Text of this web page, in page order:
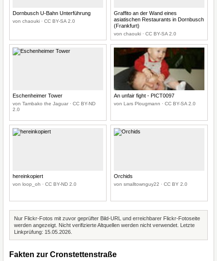
Dornbusch U-Bahn Unterführung
von chaouki · CC BY-SA 2.0
Graffito an der Wand eines
asiatischen Restaurants in Dornbusch
(Frankfurt)
von chaouki · CC BY-SA 2.0
Eschenheimer Tower
von Tambako the Jaguar · CC BY-ND
2.0
An unfair fight - PICT0097
von Lars Plougmann · CC BY-SA 2.0
hereinkopiert
von loop_oh · CC BY-ND 2.0
Orchids
von smalltownguy22 · CC BY 2.0
Nur Flickr-Fotos mit zuvor geprüfter Bild-URL und erreichbarer Flickr-Fotoseite
werden angezeigt. Nicht verifizierte Altquellen werden nicht verwendet. Letzte
Linkprüfung: 15.05.2026.
Fakten zur Cronstettenstraße